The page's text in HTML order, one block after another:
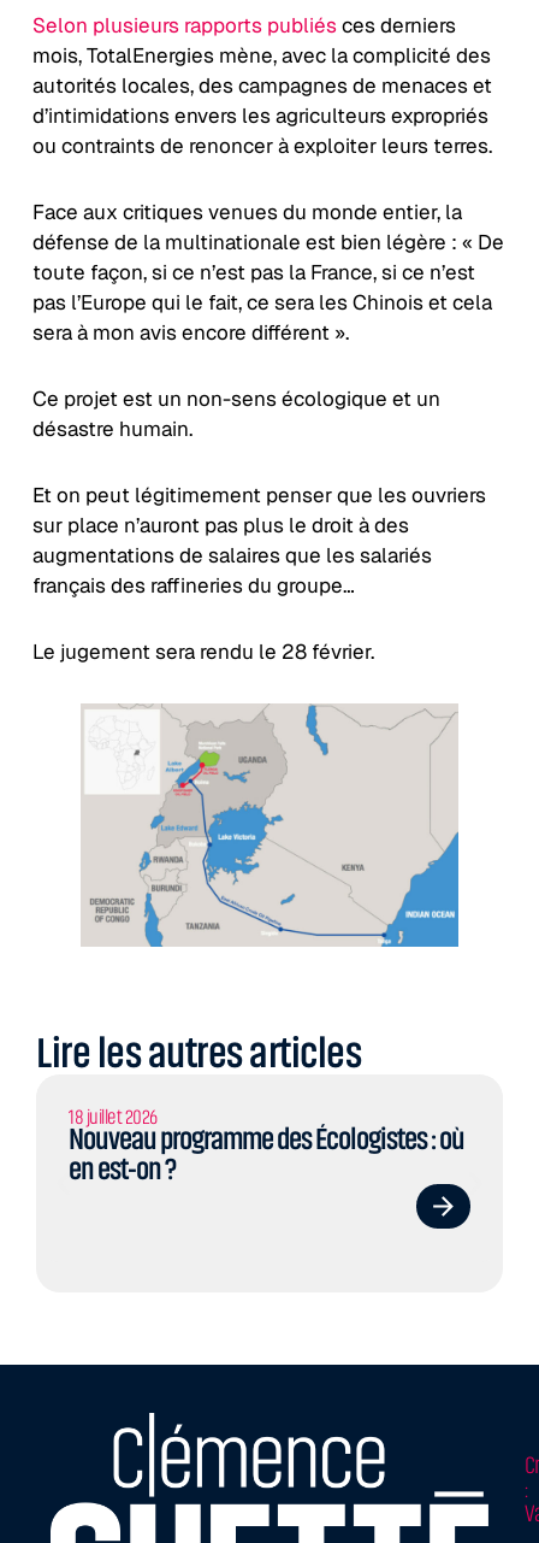
Selon plusieurs rapports publiésces derniers
mois, TotalEnergies mène, avec la complicité des
autorités locales, des campagnes de menaces et
d’intimidations envers les agriculteurs expropriés
ou contraints de renoncer à exploiter leurs terres.
Face aux critiques venues du monde entier, la
défense de la multinationale est bien légère : « De
toute façon, si ce n’est pas la France, si ce n’est
pas l’Europe qui le fait, ce sera les Chinois et cela
sera à mon avis encore différent ».
Ce projet est un non-sens écologique et un
désastre humain.
Et on peut légitimement penser que les ouvriers
sur place n’auront pas plus le droit à des
augmentations de salaires que les salariés
français des raffineries du groupe…
Le jugement sera rendu le 28 février.
Lire les autres articles
18 juillet 2026
Nouveau programme des Écologistes : où
en est-on ?
: